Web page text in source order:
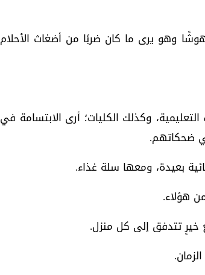
وهو يرى ما كان ضربًا من أضغاث الأحلام
وكذلك الكليات؛ أرى الابتسامة في
ضحكاتهم.
بعيدة، ومعها سلة غذاء.
هؤلاء.
خيرٍ تتدفق إلى كل منزل.